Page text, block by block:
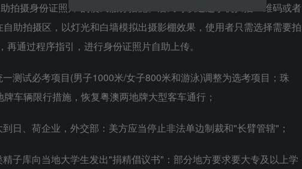
拍摄身份证照片”的便民服务措施。居民可以通过手机扫描二维码或者
自助拍摄区，以灯光和白墙模拟出摄影棚效果，使用者只需选择需要拍
通过程序指引，进行身份证照片自助上传。
测试必考项目(男子1000米/女子800米和游泳)调整为选考项目；珠
车辆限行措施，恢复粤澳两地牌大型客车通行；
日、荷企业，外交部：美方应当停止非法单边制裁和"长臂管辖"；
子库向当地大学生发出"捐精倡议书"：部分地方要求要大专及以上学